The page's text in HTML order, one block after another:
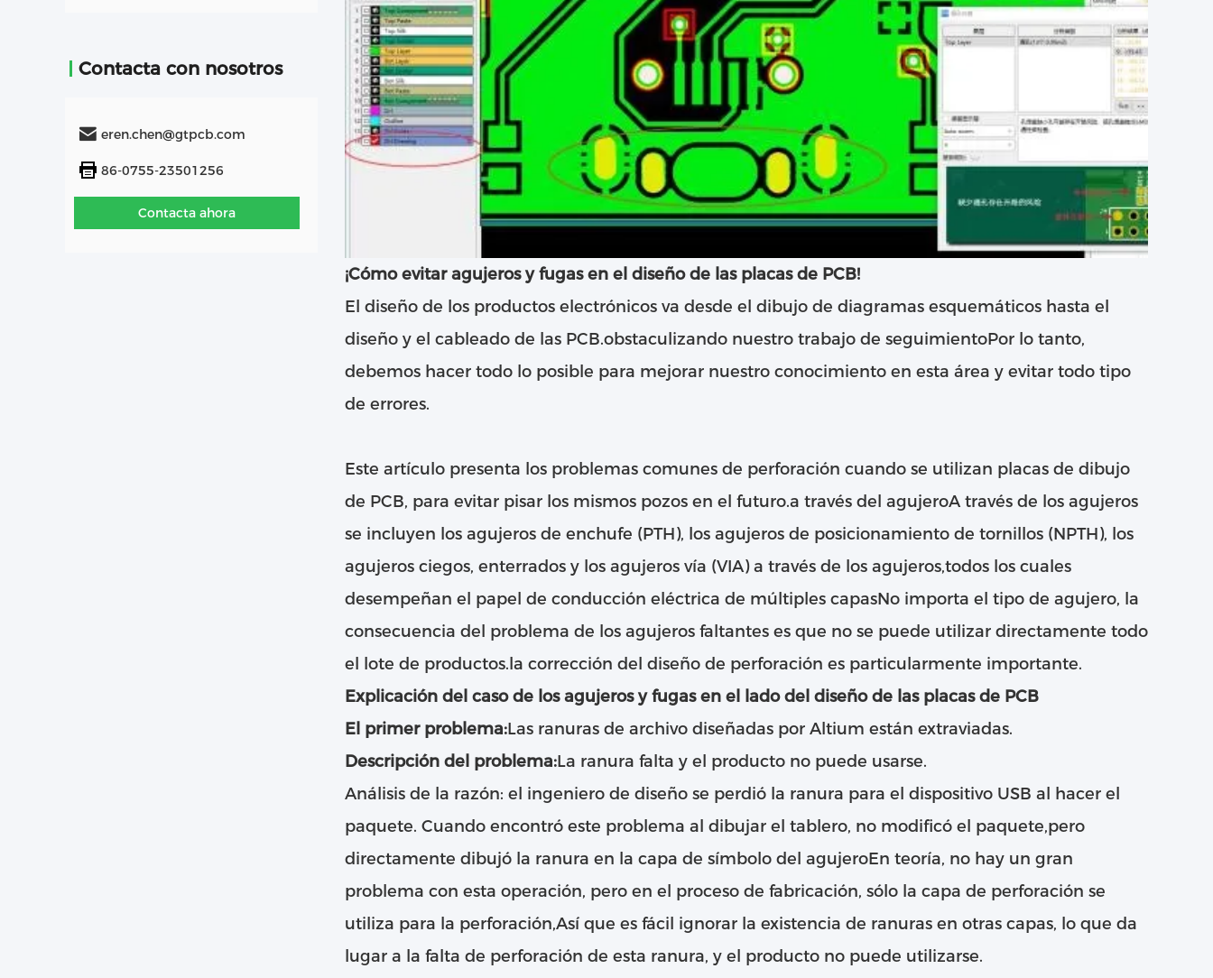
Contacta con nosotros
eren.chen@gtpcb.com
86-0755-23501256
Contacta ahora
¡Cómo evitar agujeros y fugas en el diseño de las placas de PCB!
El diseño de los productos electrónicos va desde el dibujo de diagramas esquemáticos hasta el
diseño y el cableado de las PCB.obstaculizando nuestro trabajo de seguimientoPor lo tanto,
debemos hacer todo lo posible para mejorar nuestro conocimiento en esta área y evitar todo tipo
de errores.
Este artículo presenta los problemas comunes de perforación cuando se utilizan placas de dibujo
de PCB, para evitar pisar los mismos pozos en el futuro.a través del agujeroA través de los agujeros
se incluyen los agujeros de enchufe (PTH), los agujeros de posicionamiento de tornillos (NPTH), los
agujeros ciegos, enterrados y los agujeros vía (VIA) a través de los agujeros,todos los cuales
desempeñan el papel de conducción eléctrica de múltiples capasNo importa el tipo de agujero, la
consecuencia del problema de los agujeros faltantes es que no se puede utilizar directamente todo
el lote de productos.la corrección del diseño de perforación es particularmente importante.
Explicación del caso de los agujeros y fugas en el lado del diseño de las placas de PCB
El primer problema:Las ranuras de archivo diseñadas por Altium están extraviadas.
Descripción del problema:La ranura falta y el producto no puede usarse.
Análisis de la razón: el ingeniero de diseño se perdió la ranura para el dispositivo USB al hacer el
paquete. Cuando encontró este problema al dibujar el tablero, no modificó el paquete,pero
directamente dibujó la ranura en la capa de símbolo del agujeroEn teoría, no hay un gran
problema con esta operación, pero en el proceso de fabricación, sólo la capa de perforación se
utiliza para la perforación,Así que es fácil ignorar la existencia de ranuras en otras capas, lo que da
lugar a la falta de perforación de esta ranura, y el producto no puede utilizarse.